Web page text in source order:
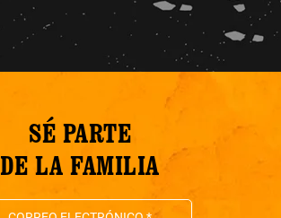
SÉ PARTE
DE LA FAMILIA